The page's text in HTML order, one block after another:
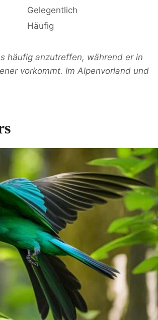
Gelegentlich
Häufig
häufig anzutreffen, während er in
vorkommt. Im Alpenvorland und